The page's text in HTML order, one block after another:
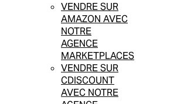
VENDRE SUR
AMAZON AVEC
NOTRE
AGENCE
MARKETPLACES
VENDRE SUR
CDISCOUNT
AVEC NOTRE